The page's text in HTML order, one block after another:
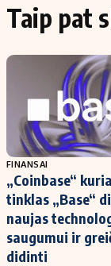
Taip pat
FINANSAI
„Coinbase“
tinklas „Base“
naujas
saugumui ir
didinti